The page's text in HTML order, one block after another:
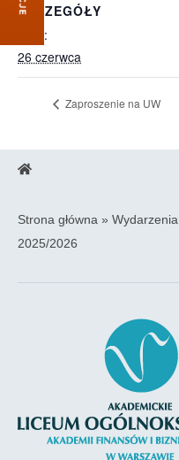
SZCZEGÓŁY
Data:
26 czerwca
Zaproszenie na UW
Strona główna » Wydarzenia
2025/2026